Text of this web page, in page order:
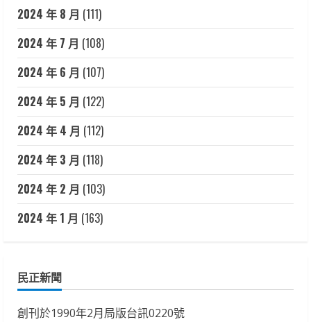
2024 年 8 月 (111)
2024 年 7 月 (108)
2024 年 6 月 (107)
2024 年 5 月 (122)
2024 年 4 月 (112)
2024 年 3 月 (118)
2024 年 2 月 (103)
2024 年 1 月 (163)
民正新聞
創刊於1990年2月局版台訊0220號